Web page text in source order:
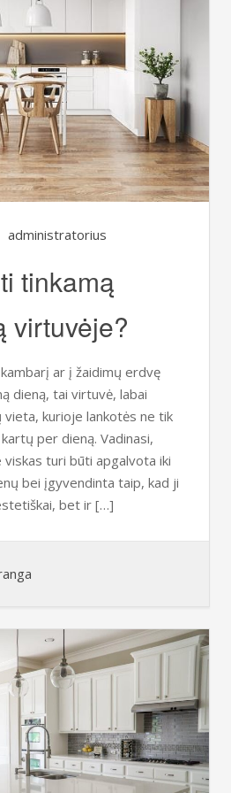
administratorius
tinkamą
virtuvėje?
ar į žaidimų erdvę
dieną, tai virtuvė, labai
kurioje lankotės ne tik
per dieną. Vadinasi,
turi būti apgalvota iki
bei įgyvendinta taip, kad ji
bet ir […]